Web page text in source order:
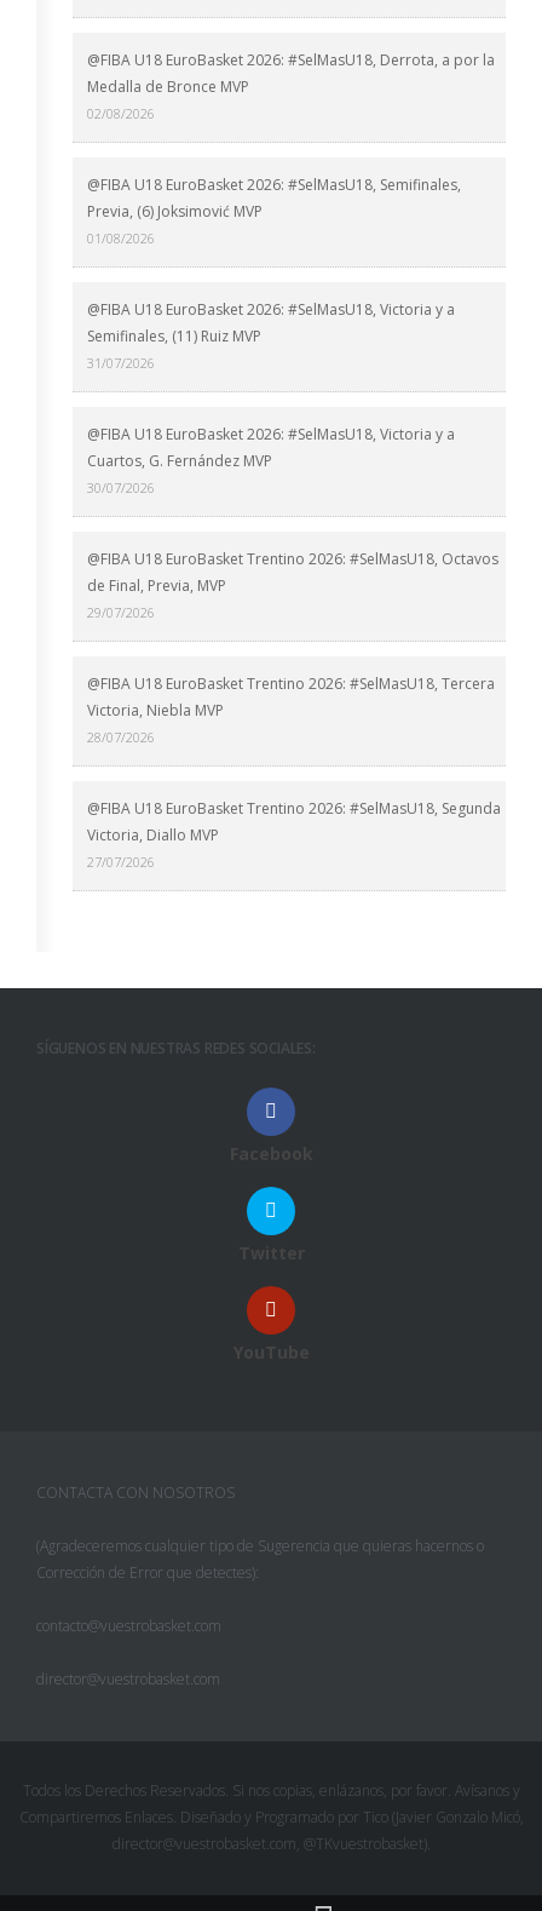
@FIBA U18 EuroBasket 2026: #SelMasU18, Derrota, a por la
Medalla de Bronce MVP
02/08/2026
@FIBA U18 EuroBasket 2026: #SelMasU18, Semifinales,
Previa, (6) Joksimović MVP
01/08/2026
@FIBA U18 EuroBasket 2026: #SelMasU18, Victoria y a
Semifinales, (11) Ruiz MVP
31/07/2026
@FIBA U18 EuroBasket 2026: #SelMasU18, Victoria y a
Cuartos, G. Fernández MVP
30/07/2026
@FIBA U18 EuroBasket Trentino 2026: #SelMasU18, Octavos
de Final, Previa, MVP
29/07/2026
@FIBA U18 EuroBasket Trentino 2026: #SelMasU18, Tercera
Victoria, Niebla MVP
28/07/2026
@FIBA U18 EuroBasket Trentino 2026: #SelMasU18, Segunda
Victoria, Diallo MVP
27/07/2026
SÍGUENOS EN NUESTRAS REDES SOCIALES:
Facebook
Twitter
YouTube
CONTACTA CON NOSOTROS
(Agradeceremos cualquier tipo de Sugerencia que quieras hacernos o
Corrección de Error que detectes):
contacto@vuestrobasket.com
director@vuestrobasket.com
Todos los Derechos Reservados. Si nos copias, enlázanos, por favor. Avísanos y
Compartiremos Enlaces. Diseñado y Programado por Tico (Javier Gonzalo Micó,
director@vuestrobasket.com, @TKvuestrobasket).
Pinterest